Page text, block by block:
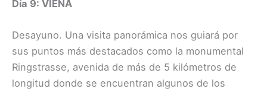
Día 9: VIENA
Desayuno. Una visita panorámica nos guiará por
sus puntos más destacados como la monumental
Ringstrasse, avenida de más de 5 kilómetros de
longitud donde se encuentran algunos de los